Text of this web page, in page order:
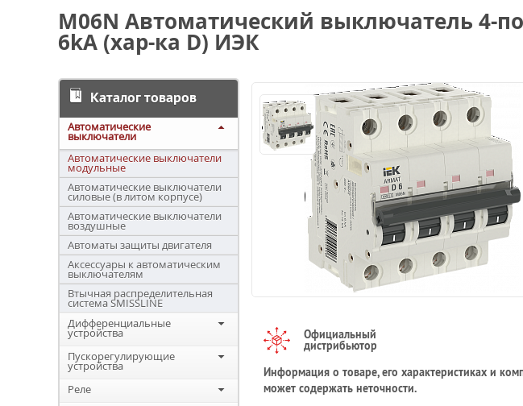
M06N Автоматический выключатель 4-
6kA (хар-ка D) ИЭК
Каталог товаров
Автоматические
выключатели
Автоматические выключатели
модульные
Автоматические выключатели
силовые (в литом корпусе)
Автоматические выключатели
воздушные
Автоматы защиты двигателя
Аксессуары к автоматическим
выключателям
Втычная распределительная
система SMISSLINE
Дифференциальные
устройства
Пускорегулирующие
устройства
Реле
Официальный
дистрибьютор
Информация о товаре, его характеристиках и
может содержать неточности.